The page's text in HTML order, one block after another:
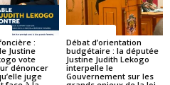
:
Justine
vote
dénoncer
juge
Débat d’orientation
budgétaire : la députée
Justine Judith Lekogo
interpelle le
Gouvernement sur les